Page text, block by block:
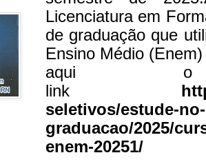
Licenciatura em
de graduação que
Ensino Médio
aqui
link
seletivos/estude-
graduacao/2025/
enem-20251/